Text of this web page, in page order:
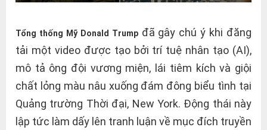
Tổng thống Mỹ Donald Trumpđã gây chú ý khi đăng
tải một video được tạo bởi trí tuệ nhân tạo (AI),
mô tả ông đội vương miện, lái tiêm kích và giội
chất lỏng màu nâu xuống đám đông biểu tình tại
Quảng trường Thời đại, New York. Động thái này
lập tức làm dấy lên tranh luận về mục đích truyền